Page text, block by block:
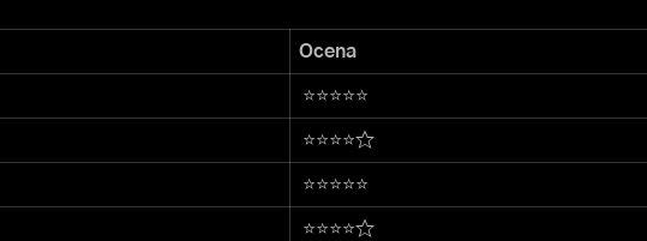
Ocena
⭐⭐⭐⭐⭐
⭐⭐⭐⭐☆
⭐⭐⭐⭐⭐
⭐⭐⭐⭐☆